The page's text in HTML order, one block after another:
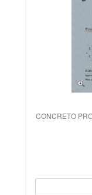
CONCRETO